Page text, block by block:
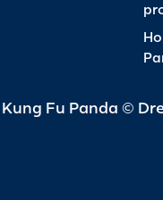
Fu Panda ©